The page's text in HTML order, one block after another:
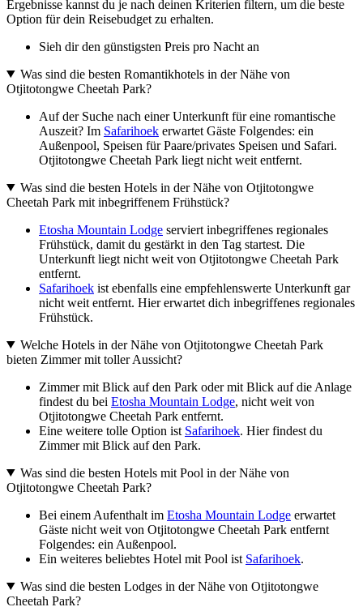
Ergebnisse kannst du je nach deinen Kriterien filtern, um die beste
Option für dein Reisebudget zu erhalten.
Sieh dir den günstigsten Preis pro Nacht an
Was sind die besten Romantikhotels in der Nähe von
Otjitotongwe Cheetah Park?
Auf der Suche nach einer Unterkunft für eine romantische
Auszeit? Im Safarihoek erwartet Gäste Folgendes: ein
Außenpool, Speisen für Paare/privates Speisen und Safari.
Otjitotongwe Cheetah Park liegt nicht weit entfernt.
Was sind die besten Hotels in der Nähe von Otjitotongwe
Cheetah Park mit inbegriffenem Frühstück?
Etosha Mountain Lodge serviert inbegriffenes regionales
Frühstück, damit du gestärkt in den Tag startest. Die
Unterkunft liegt nicht weit von Otjitotongwe Cheetah Park
entfernt.
Safarihoek ist ebenfalls eine empfehlenswerte Unterkunft gar
nicht weit entfernt. Hier erwartet dich inbegriffenes regionales
Frühstück.
Welche Hotels in der Nähe von Otjitotongwe Cheetah Park
bieten Zimmer mit toller Aussicht?
Zimmer mit Blick auf den Park oder mit Blick auf die Anlage
findest du bei Etosha Mountain Lodge, nicht weit von
Otjitotongwe Cheetah Park entfernt.
Eine weitere tolle Option ist Safarihoek. Hier findest du
Zimmer mit Blick auf den Park.
Was sind die besten Hotels mit Pool in der Nähe von
Otjitotongwe Cheetah Park?
Bei einem Aufenthalt im Etosha Mountain Lodge erwartet
Gäste nicht weit von Otjitotongwe Cheetah Park entfernt
Folgendes: ein Außenpool.
Ein weiteres beliebtes Hotel mit Pool ist Safarihoek.
Was sind die besten Lodges in der Nähe von Otjitotongwe
Cheetah Park?